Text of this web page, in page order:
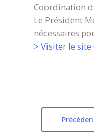
Coordination
Le Président
nécessaires
> Visiter le